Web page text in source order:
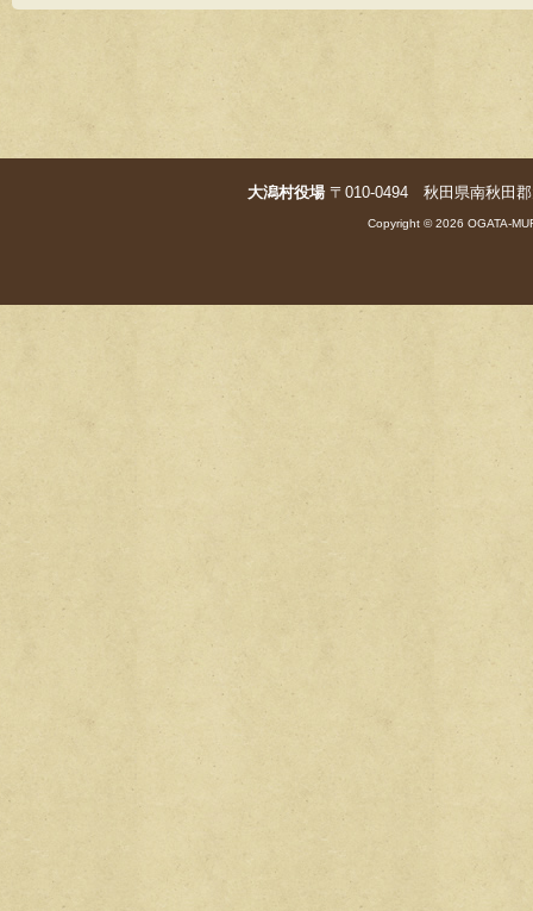
tt
er
c
b
o
大潟村役場〒010-0494 秋田県南秋田
Copyright © 2026 OGATA-